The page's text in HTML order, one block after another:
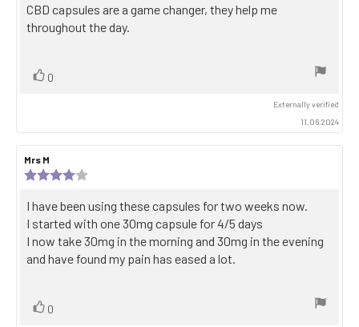
out
of
Review
text:
CBD capsules are a game changer, they help me
throughout the day.
Vote
0
Externally verified
11.06.2024
Review
author:
Mrs M
date:
out
of
5
stars
Review
text:
I have been using these capsules for two weeks now.
I started with one 30mg capsule for 4/5 days
I now take 30mg in the morning and 30mg in the evening
and have found my pain has eased a lot.
Vote
0